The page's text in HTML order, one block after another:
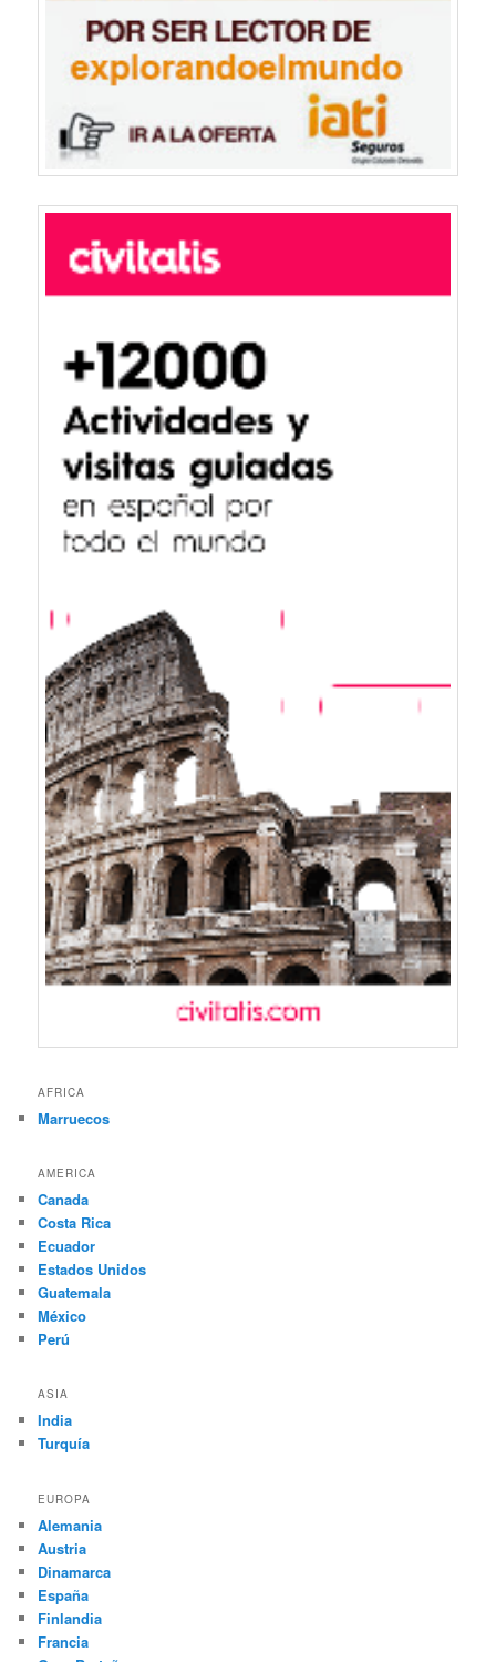
AFRICA
Marruecos
AMERICA
Canada
Costa Rica
Ecuador
Estados Unidos
Guatemala
México
Perú
ASIA
India
Turquía
EUROPA
Alemania
Austria
Dinamarca
España
Finlandia
Francia